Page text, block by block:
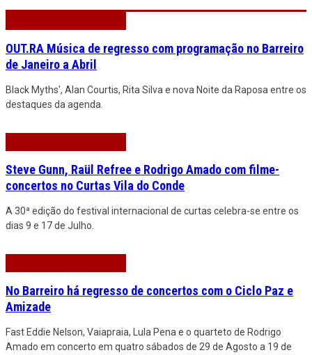
OUT.RA Música de regresso com programação no Barreiro
de Janeiro a Abril
Black Myths', Alan Courtis, Rita Silva e nova Noite da Raposa entre os
destaques da agenda.
Steve Gunn, Raül Refree e Rodrigo Amado com filme-
concertos no Curtas Vila do Conde
A 30ª edição do festival internacional de curtas celebra-se entre os
dias 9 e 17 de Julho.
No Barreiro há regresso de concertos com o Ciclo Paz e
Amizade
Fast Eddie Nelson, Vaiapraia, Lula Pena e o quarteto de Rodrigo
Amado em concerto em quatro sábados de 29 de Agosto a 19 de